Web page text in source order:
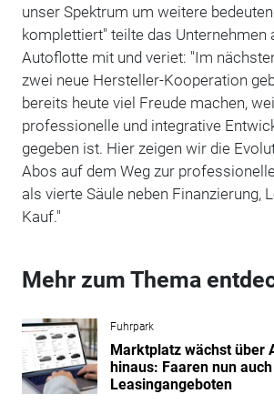
unser Spektrum um weitere
komplettiert" teilte das Unternehmen
Autoflotte mit und veriet: "Im
zwei neue Hersteller-Kooperation
bereits heute viel Freude machen,
professionelle und integrative
gegeben ist. Hier zeigen wir die
Abos auf dem Weg zur
als vierte Säule neben Finanzierung,
Kauf."
Mehr zum Thema
Fuhrpark
Marktplatz wächst über
hinaus: Faaren nun
Leasingangeboten